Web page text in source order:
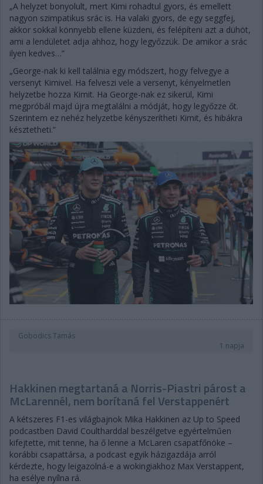
„A helyzet bonyolult, mert Kimi rohadtul gyors, és emellett
nagyon szimpatikus srác is. Ha valaki gyors, de egy seggfej,
akkor sokkal könnyebb ellene küzdeni, és felépíteni azt a dühöt,
ami a lendületet adja ahhoz, hogy legyőzzük. De amikor a srác
ilyen kedves…”
„George-nak ki kell találnia egy módszert, hogy felvegye a
versenyt Kimivel. Ha felveszi vele a versenyt, kényelmetlen
helyzetbe hozza Kimit. Ha George-nak ez sikerül, Kimi
megpróbál majd újra megtalálni a módját, hogy legyőzze őt.
Szerintem ez nehéz helyzetbe kényszerítheti Kimit, és hibákra
késztetheti.”
Gobodics Tamás
1 napja
Hakkinen megtartaná a Norris-Piastri párost a
McLarennél, nem borítaná fel Verstappenért
A kétszeres F1-es világbajnok Mika Hakkinen az Up to Speed
podcastben David Coultharddal beszélgetve egyértelműen
kifejtette, mit tenne, ha ő lenne a McLaren csapatfőnöke –
korábbi csapattársa, a podcast egyik házigazdája arról
kérdezte, hogy leigazolná-e a wokingiakhoz Max Verstappent,
ha esélye nyílna rá.